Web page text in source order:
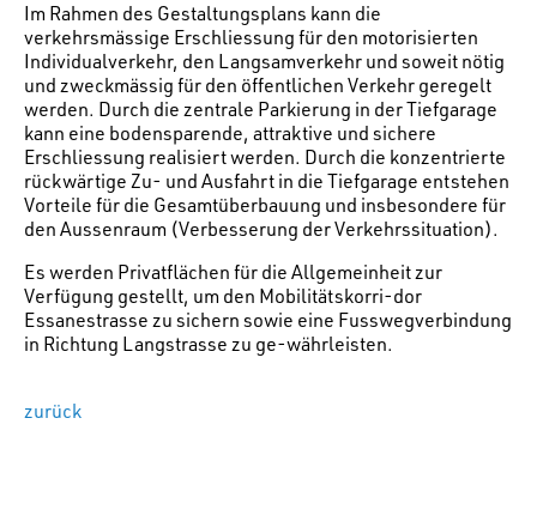
Im Rahmen des Gestaltungsplans kann die
verkehrsmässige Erschliessung für den motorisierten
Individualverkehr, den Langsamverkehr und soweit nötig
und zweckmässig für den öffentlichen Verkehr geregelt
werden. Durch die zentrale Parkierung in der Tiefgarage
kann eine bodensparende, attraktive und sichere
Erschliessung realisiert werden. Durch die konzentrierte
rückwärtige Zu- und Ausfahrt in die Tiefgarage entstehen
Vorteile für die Gesamtüberbauung und insbesondere für
den Aussenraum (Verbesserung der Verkehrssituation).
Es werden Privatflächen für die Allgemeinheit zur
Verfügung gestellt, um den Mobilitätskorri-dor
Essanestrasse zu sichern sowie eine Fusswegverbindung
in Richtung Langstrasse zu ge-währleisten.
zurück